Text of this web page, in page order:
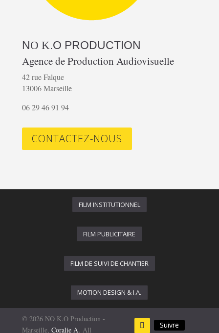
NO K.O PRODUCTION
Agence de Production Audiovisuelle
42 rue Falque
13006 Marseille
06 29 46 91 94
CONTACTEZ-NOUS
FILM INSTITUTIONNEL
FILM PUBLICITAIRE
FILM DE SUIVI DE CHANTIER
MOTION DESIGN & I.A.
© 2026 NO K.O Production -
Marseille, Coralie A. All
Suivre